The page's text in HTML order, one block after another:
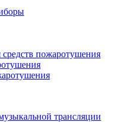
пожаротушения
трансляции